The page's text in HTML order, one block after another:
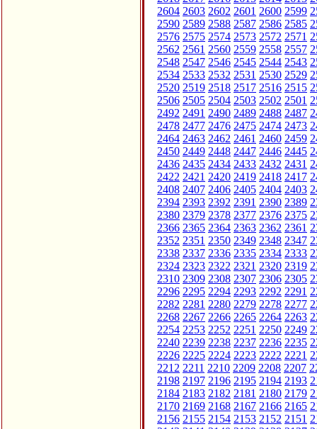
2604 2603 2602 2601 2600 2599
2590 2589 2588 2587 2586 2585
2576 2575 2574 2573 2572 2571
2562 2561 2560 2559 2558 2557
2548 2547 2546 2545 2544 2543
2534 2533 2532 2531 2530 2529
2520 2519 2518 2517 2516 2515
2506 2505 2504 2503 2502 2501
2492 2491 2490 2489 2488 2487
2478 2477 2476 2475 2474 2473
2464 2463 2462 2461 2460 2459
2450 2449 2448 2447 2446 2445
2436 2435 2434 2433 2432 2431
2422 2421 2420 2419 2418 2417
2408 2407 2406 2405 2404 2403
2394 2393 2392 2391 2390 2389
2380 2379 2378 2377 2376 2375
2366 2365 2364 2363 2362 2361
2352 2351 2350 2349 2348 2347
2338 2337 2336 2335 2334 2333
2324 2323 2322 2321 2320 2319
2310 2309 2308 2307 2306 2305
2296 2295 2294 2293 2292 2291
2282 2281 2280 2279 2278 2277
2268 2267 2266 2265 2264 2263
2254 2253 2252 2251 2250 2249
2240 2239 2238 2237 2236 2235
2226 2225 2224 2223 2222 2221
2212 2211 2210 2209 2208 2207
2198 2197 2196 2195 2194 2193
2184 2183 2182 2181 2180 2179
2170 2169 2168 2167 2166 2165
2156 2155 2154 2153 2152 2151